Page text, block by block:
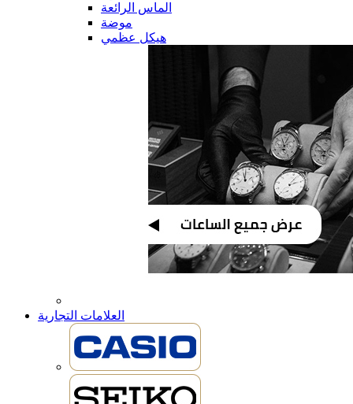
الماس الرائعة
موضة
هيكل عظمي
العلامات التجارية